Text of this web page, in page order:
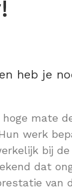
heb je
mate
werk
bij
dat
van